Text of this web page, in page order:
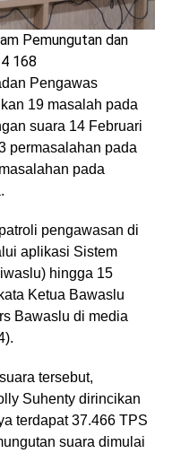
Pemungutan dan
168
Pengawas
19 masalah pada
suara 14 Februari
permasalahan pada
pada
pengawasan di
aplikasi Sistem
hingga 15
Ketua Bawaslu
Bawaslu di media
tersebut,
Suhenty dirincikan
terdapat 37.466 TPS
suara dimulai